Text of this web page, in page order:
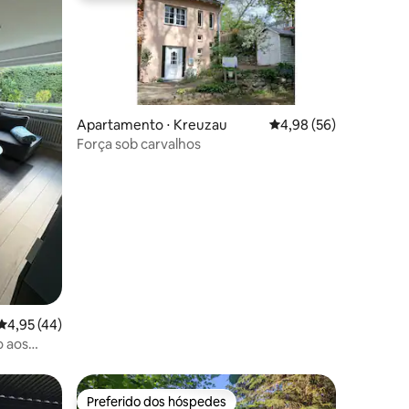
de uma avaliação média de 5, 44 avaliações
4,95 (44)
aos
Apartamento ⋅ Kreuzau 4,98 de uma
4,98 (56)
Força sob carvalhos
Preferido dos hóspedes